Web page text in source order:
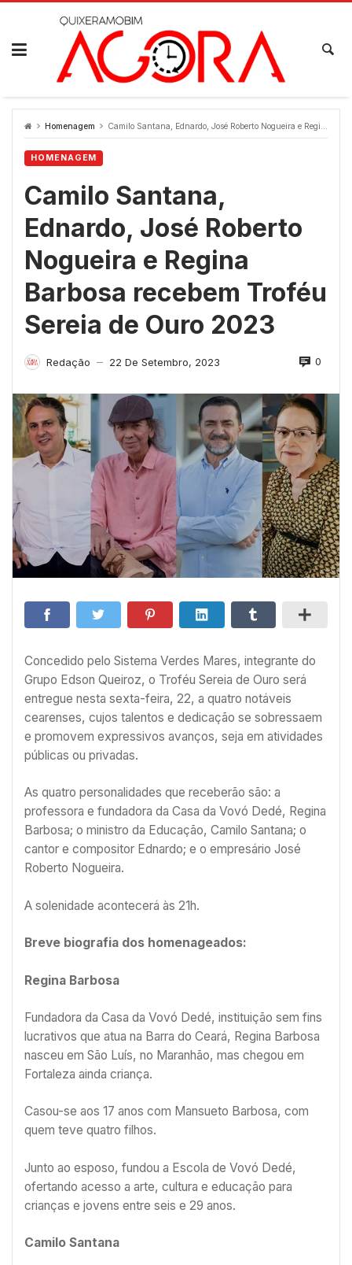
Skip
Homenagem Camilo Santana, Ednardo, José Roberto Nogueira e Regina Barbosa recebem Troféu Sereia de Ouro 2023
HOMENAGEM
Camilo Santana,
Ednardo, José Roberto
Nogueira e Regina
Barbosa recebem Troféu
Sereia de Ouro 2023
Redação — 22 De Setembro, 2023 0
Concedido pelo Sistema Verdes Mares, integrante do
Grupo Edson Queiroz, o Troféu Sereia de Ouro será
entregue nesta sexta-feira, 22, a quatro notáveis
cearenses, cujos talentos e dedicação se sobressaem
e promovem expressivos avanços, seja em atividades
públicas ou privadas.
As quatro personalidades que receberão são: a
professora e fundadora da Casa da Vovó Dedé, Regina
Barbosa; o ministro da Educação, Camilo Santana; o
cantor e compositor Ednardo; e o empresário José
Roberto Nogueira.
A solenidade acontecerá às 21h.
Breve biografia dos homenageados:
Regina Barbosa
Fundadora da Casa da Vovó Dedé, instituição sem fins
lucrativos que atua na Barra do Ceará, Regina Barbosa
nasceu em São Luís, no Maranhão, mas chegou em
Fortaleza ainda criança.
Casou-se aos 17 anos com Mansueto Barbosa, com
quem teve quatro filhos.
Junto ao esposo, fundou a Escola de Vovó Dedé,
ofertando acesso a arte, cultura e educação para
crianças e jovens entre seis e 29 anos.
Camilo Santana